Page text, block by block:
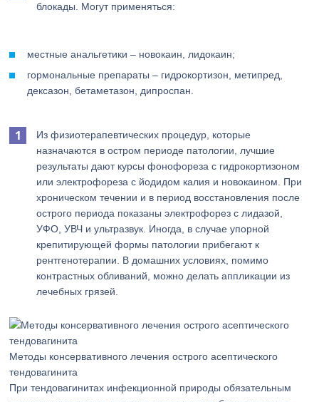
блокады. Могут применяться:
местные анальгетики – новокаин, лидокаин;
гормональные препараты – гидрокортизон, метипред,
дексазон, бетаметазон, дипроспан.
Из физиотерапевтических процедур, которые
назначаются в остром периоде патологии, лучшие
результаты дают курсы фонофореза с гидрокортизоном
или электрофореза с йодидом калия и новокаином. При
хроническом течении и в период восстановления после
острого периода показаны электрофорез с лидазой,
УФО, УВЧ и ультразвук. Иногда, в случае упорной
крепитирующей формы патологии прибегают к
рентгенотерапии. В домашних условиях, помимо
контрастных обливаний, можно делать аппликации из
лечебных грязей.
Методы консервативного лечения острого асептического
тендовагинита
При тендовагинитах инфекционной природы обязательным